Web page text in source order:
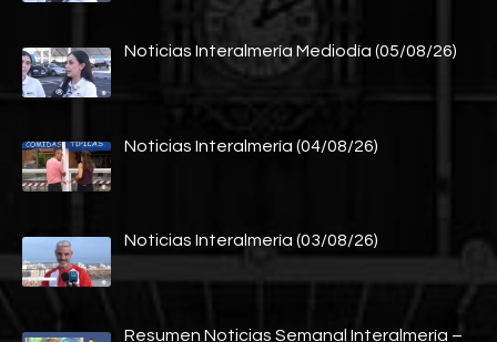
Noticias Interalmería Mediodía (05/08/26)
Noticias Interalmería (04/08/26)
Noticias Interalmería (03/08/26)
Resumen Noticias Semanal Interalmería –